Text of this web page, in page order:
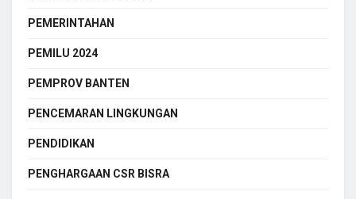
PEMERINTAHAN
PEMILU 2024
PEMPROV BANTEN
PENCEMARAN LINGKUNGAN
PENDIDIKAN
PENGHARGAAN CSR BISRA